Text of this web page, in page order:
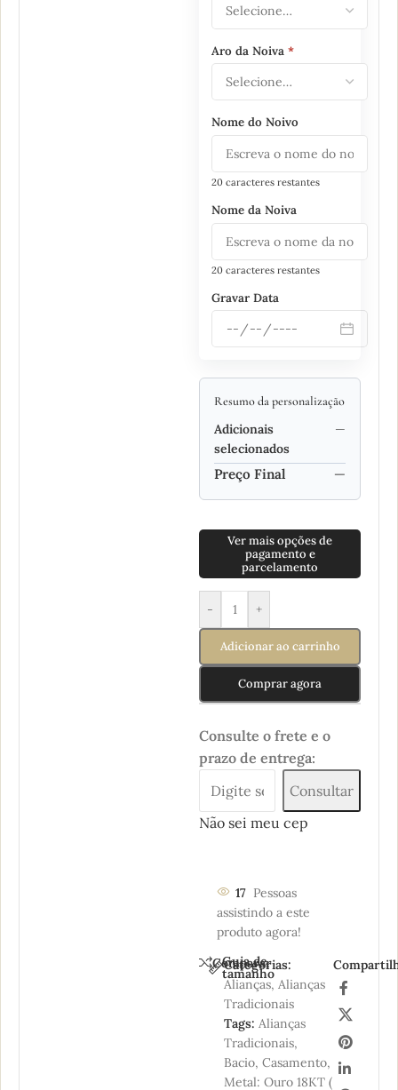
Aro da Noiva *
Nome do Noivo
20 caracteres restantes
Nome da Noiva
20 caracteres restantes
Gravar Data
Resumo da personalização
Adicionais
selecionados
—
Preço Final —
Ver mais opções de
pagamento e
parcelamento
- +
Adicionar ao carrinho
Comprar agora
Consulte o frete e o
prazo de entrega:
Consultar
Não sei meu cep
17 Pessoas
assistindo a este
produto agora!
Comparar
Guia de
tamanho
Categorias:
Alianças, Alianças
Tradicionais
Tags: Alianças
Tradicionais,
Bacio, Casamento,
Metal: Ouro 18KT (